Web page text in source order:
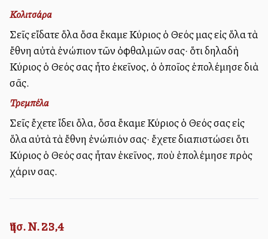
Κολιτσάρα
Σεῖς εἴδατε ὅλα ὅσα ἔκαμε Κύριος ὁ Θεός μας εἰς ὅλα τὰ
ἔθνη αὐτὰ ἐνώπιον τῶν ὀφθαλμῶν σας· ὅτι δηλαδὴ
Κύριος ὁ Θεός σας ἦτο ἐκεῖνος, ὁ ὁποῖος ἐπολέμησε διὰ
σᾶς.
Τρεμπέλα
Σεῖς ἔχετε ἴδει ὅλα, ὅσα ἔκαμε Κύριος ὁ Θεός σας εἰς
ὅλα αὐτὰ τὰ ἔθνη ἐνώπιόν σας· ἔχετε διαπιστώσει ὅτι
Κύριος ὁ Θεός σας ἦταν ἐκεῖνος, ποὺ ἐπολέμησε πρὸς
χάριν σας.
Ἰησ. Ν. 23,4